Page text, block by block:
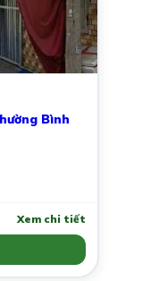
Bình
Xem chi tiết